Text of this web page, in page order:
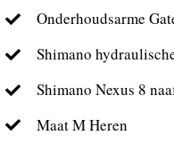
Onderhoudsarme
Shimano
Shimano Nexus 8
Maat M Heren